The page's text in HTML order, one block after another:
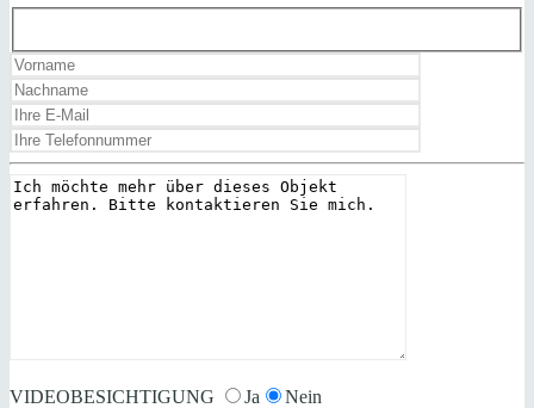
VIDEOBESICHTIGUNG Ja Nein